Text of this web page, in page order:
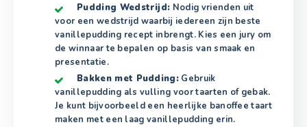
Pudding Wedstrijd: Nodig vrienden uit
voor een wedstrijd waarbij iedereen zijn beste
vanillepudding recept inbrengt. Kies een jury om
de winnaar te bepalen op basis van smaak en
presentatie.
Bakken met Pudding: Gebruik
vanillepudding als vulling voor taarten of gebak.
Je kunt bijvoorbeeld een heerlijke banoffee taart
maken met een laag vanillepudding erin.